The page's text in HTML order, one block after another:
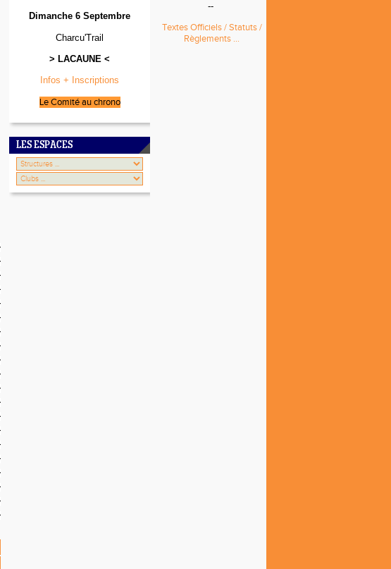
Dimanche 6 Septembre
Charcu'Trail
> LACAUNE <
Infos + Inscriptions
Le Comité au chrono
LES ESPACES
--
Textes Officiels / Statuts /
Règlements ...